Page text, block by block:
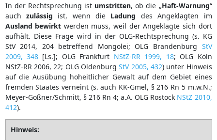
In der Rechtsprechung ist umstritten, ob die „Haft-Warnung“
auch zulässig ist, wenn die Ladung des Angeklagten im
Ausland bewirkt werden muss, weil der Angeklagte sich dort
aufhält. Diese Frage wird in der OLG-Rechtsprechung (s. KG
StV 2014, 204 betreffend Mongolei; OLG Brandenburg StV
2009, 348[Ls.]; OLG Frankfurt NStZ-RR 1999, 18; OLG Köln
NStZ-RR 2006, 22; OLG OldenburgStV 2005, 432) unter Hinweis
auf die Ausübung hoheitlicher Gewalt auf dem Gebiet eines
fremden Staates verneint (s. auch KK-Gmel, § 216 Rn 5 m.w.N.;
Meyer-Goßner/Schmitt, § 216 Rn 4; a.A. OLG Rostock NStZ 2010,
412).
Hinweis: